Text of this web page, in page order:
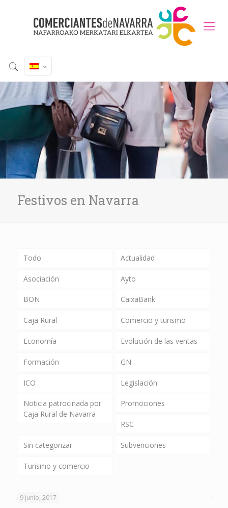
Festivos en Navarra
Todo Actualidad
Asociación Ayto
BON CaixaBank
Caja Rural Comercio y turismo
Economía Evolución de las ventas
Formación GN
ICO Legislación
Noticia patrocinada por
Caja Rural de Navarra
Promociones
RSC
Sin categorizar Subvenciones
Turismo y comercio
9 junio, 2017